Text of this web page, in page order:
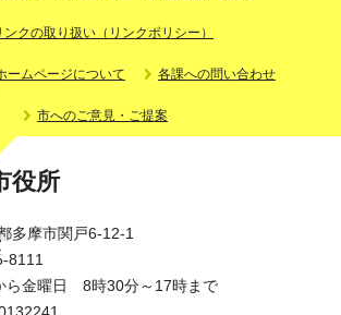
ンクの取り扱い（リンクポリシー）
ームページについて 各課への問い合わせ
市へのご意見・ご提案
役所
多摩市関戸6-12-1
8111
ら金曜日 8時30分～17時まで